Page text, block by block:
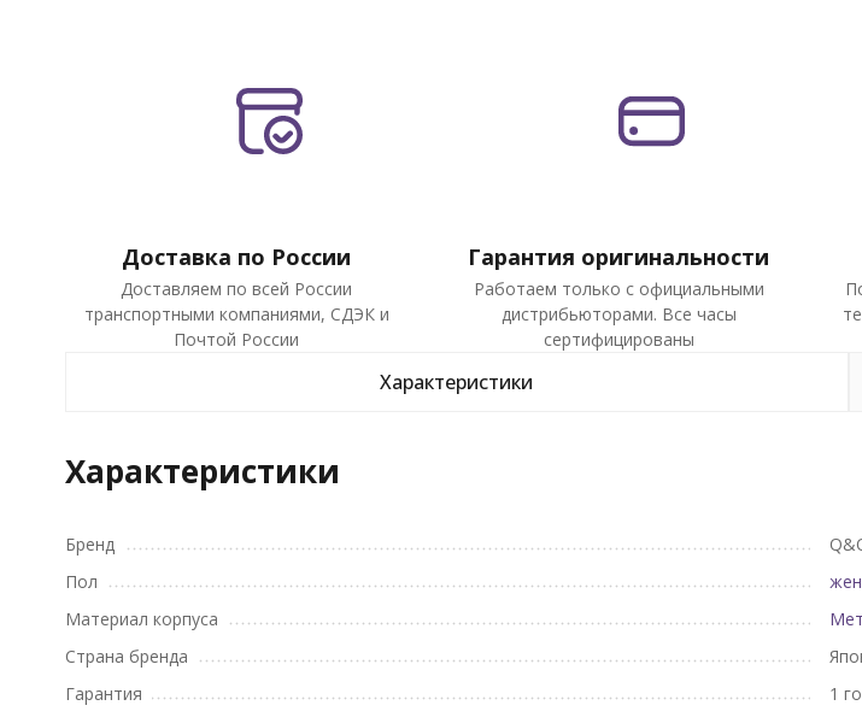
Доставка по России
Доставляем по всей России
транспортными компаниями, СДЭК и
Почтой России
Гарантия оригинальности
Работаем только с официальными
дистрибьюторами. Все часы
сертифицированы
Характеристики
Характеристики
Бренд
Пол
Материал корпуса
Страна бренда
Гарантия
1